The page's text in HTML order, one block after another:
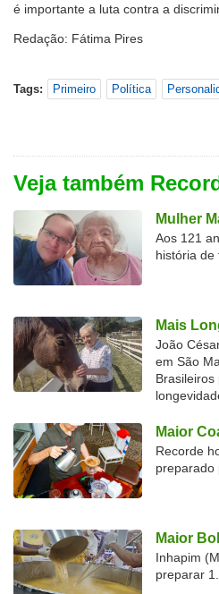
é importante a luta contra a
Redação: Fátima Pires
Tags: Primeiro Política
Veja também
Mulher
Aos 121
história de
Mais
João
em São
Maior
Recorde
preparado
Maior
Inhapim
preparar